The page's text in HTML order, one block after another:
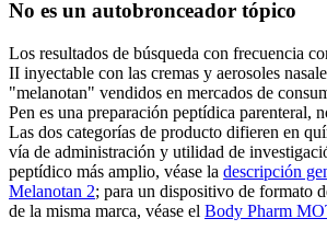
No es un autobronceador tópico
Los resultados de búsqueda con frecuencia
II inyectable con las cremas y aerosoles
"melanotan" vendidos en mercados de
Pen es una preparación peptídica parenteral,
Las dos categorías de producto difieren en
vía de administración y utilidad de
peptídico más amplio, véase la descripción
Melanotan 2; para un dispositivo de formato
de la misma marca, véase el Body Pharm